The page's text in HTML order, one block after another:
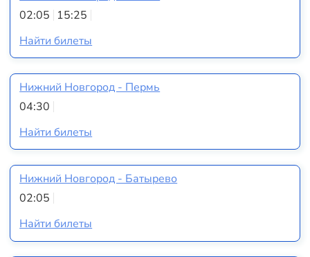
02:05 15:25
Найти билеты
Нижний Новгород - Пермь
04:30
Найти билеты
Нижний Новгород - Батырево
02:05
Найти билеты